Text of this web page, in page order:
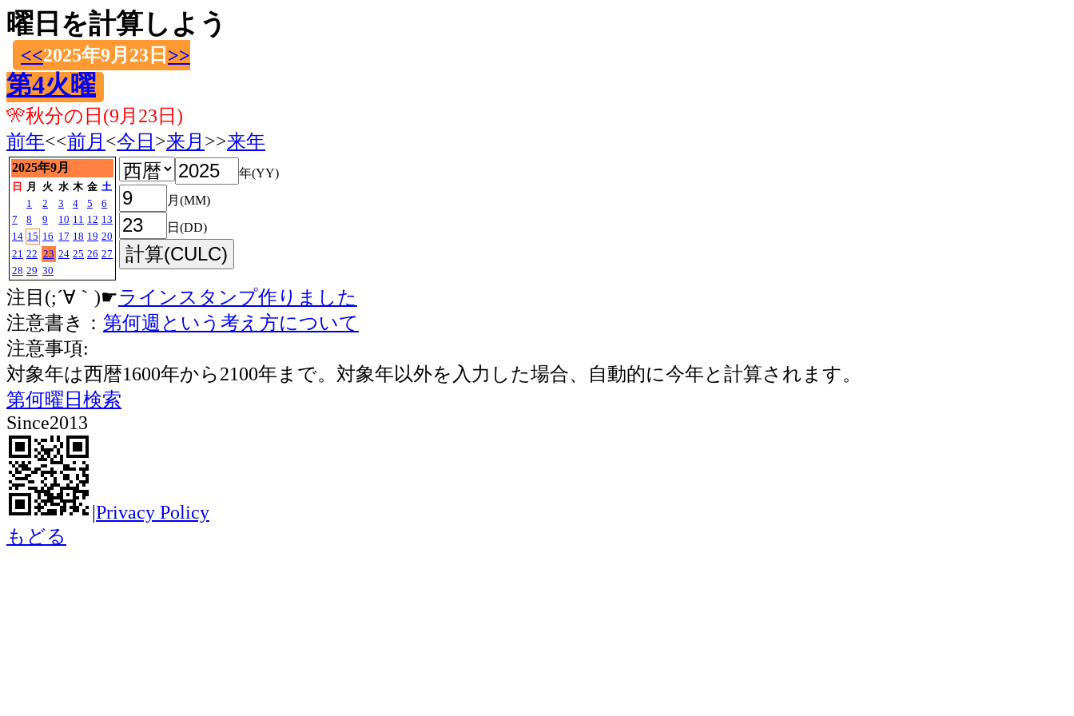
曜日を計算しよう
<<2025年9月23日 >>
第4火曜
🎌秋分の日(9月23日)
前年<<前月 <今日 >来月 >>来年
2025年9月
日 月 火 水 木 金 土
1
2 3 4 5
6
7
8 9 10 11 12 13
14 15 16 17 18 19 20
21 22 23 24 25 26 27
28 29 30
年(YY)
月(MM)
日(DD)
注目(;´∀｀)☛ラインスタンプ作りました
注意書き： 第何週という考え方について
注意事項:
対象年は西暦1600年から2100年まで。対象年以外を入力した場合、自動的に今年と計算されます。
第何曜日検索
Since2013
|Privacy Policy
もどる